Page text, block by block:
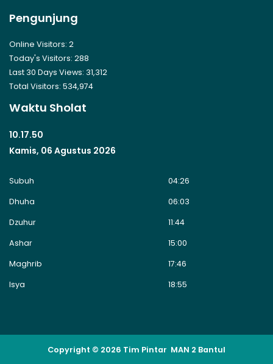
Pengunjung
Online Visitors: 2
Today's Visitors: 288
Last 30 Days Views: 31,312
Total Visitors: 534,974
Waktu Sholat
10.17.50
Kamis, 06 Agustus 2026
Subuh
04:26
Dhuha
06:03
Dzuhur
11:44
Ashar
15:00
Maghrib
17:46
Isya
18:55
Copyright © 2026 Tim Pintar MAN 2 Bantul